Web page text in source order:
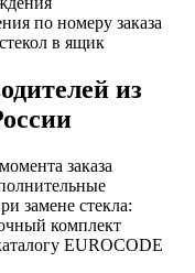
по номеру заказа
в ящик
из
заказа
замене стекла:
комплект
EUROCODE